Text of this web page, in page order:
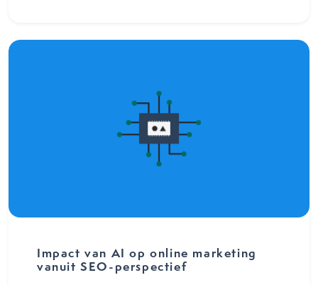
Impact van AI op online marketing
vanuit SEO-perspectief